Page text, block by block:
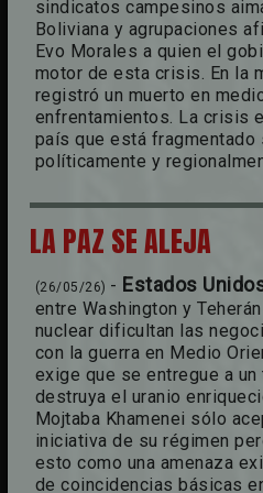
sindicatos campesinos
Boliviana y agrupaciones
Evo Morales a quien el
motor de esta crisis. En la
registró un muerto en
enfrentamientos. La crisis
país que está fragmentado
políticamente y
LA PAZ SE ALEJA
(26/05/26) - Estados
entre Washington y
nuclear dificultan las
con la guerra en Medio
exige que se entregue a
destruya el uranio
Mojtaba Khamenei sólo
iniciativa de su régimen
esto como una amenaza
de coincidencias básicas